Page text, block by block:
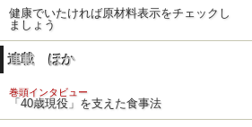
健康でいたければ原材料表示をチェックし
ましょう
連載 ほか
巻頭インタビュー
「40歳現役」を支えた食事法